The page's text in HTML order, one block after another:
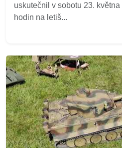
uskutečnil v sobotu 23.
hodin na letiš...